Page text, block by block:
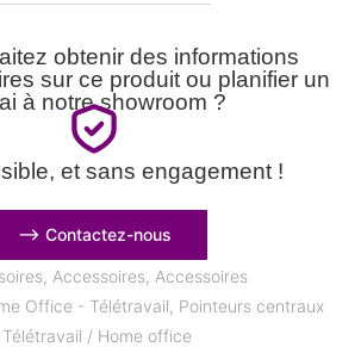
obtenir des informations
sur ce produit ou planifier un
à notre showroom ?
et sans engagement !
⟶ Contactez-nous
, Accessoires, Accessoires
Office - Télétravail, Pointeurs centraux
Télétravail / Home office